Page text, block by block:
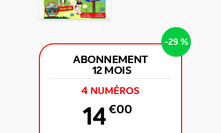
-29 %
ABONNEMENT
12 MOIS
4 NUMÉROS
14€00